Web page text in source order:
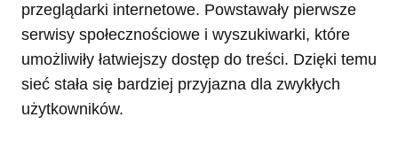
przeglądarki internetowe. Powstawały pierwsze
serwisy społecznościowe i wyszukiwarki, które
umożliwiły łatwiejszy dostęp do treści. Dzięki temu
sieć stała się bardziej przyjazna dla zwykłych
użytkowników.